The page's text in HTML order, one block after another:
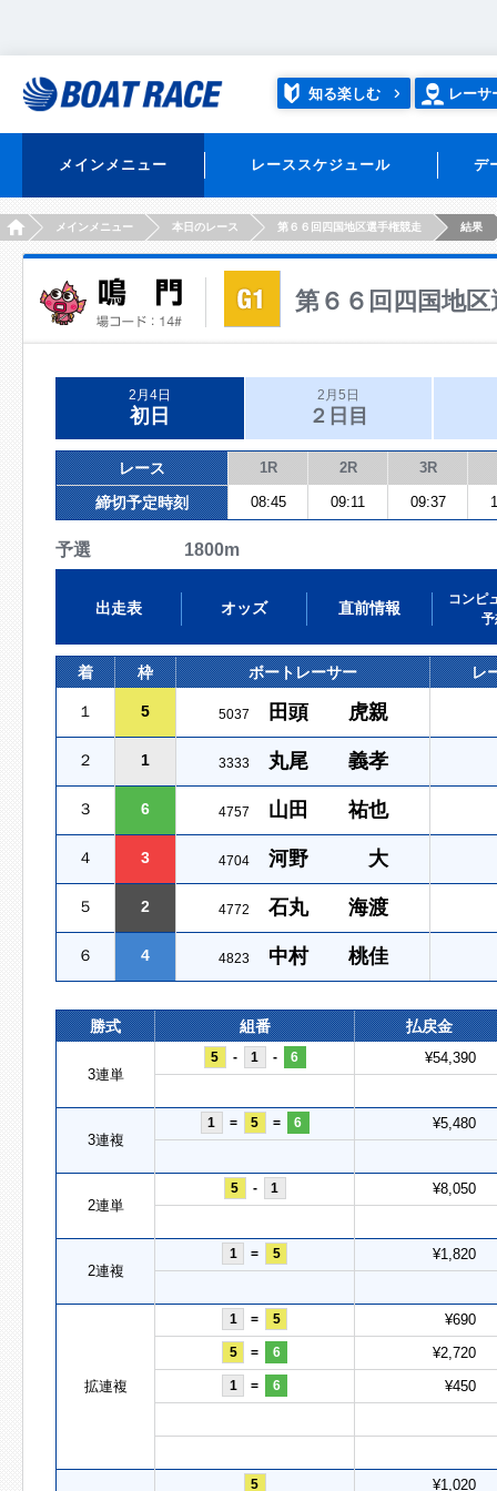
知る楽しむ レーサ
メインメニュー レーススケジュール デ
HOMEメインメニュー 本日のレース 第６６回四国地区選手権競走 結果
第６６回四国地
2月4日
初日
2月5日
２日目
レース 1R 2R 3R
締切予定時刻 08:45 09:11 09:37
予選 1800m
出走表 オッズ 直前情報
コンピ
予
着 枠 ボートレーサー レ
１ 5 5037 田頭 虎親
２ 1 3333 丸尾 義孝
３ 6 4757 山田 祐也
４ 3 4704 河野 大
５ 2 4772 石丸 海渡
６ 4 4823 中村 桃佳
勝式 組番 払戻金
3連単
5 - 1 - 6 ¥54,390
3連複
1 = 5 = 6 ¥5,480
2連単
5 - 1 ¥8,050
2連複
1 = 5 ¥1,820
拡連複
1 = 5 ¥690
5 = 6 ¥2,720
1 = 6 ¥450
5 ¥1,020